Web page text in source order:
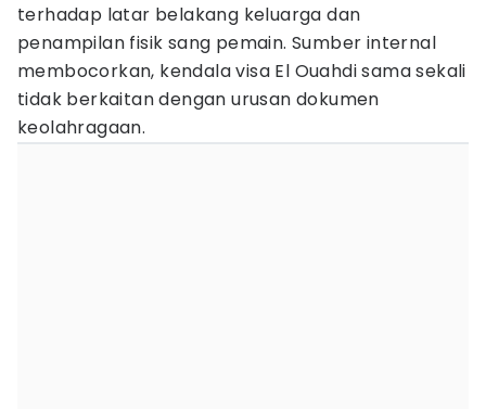
terhadap latar belakang keluarga dan
penampilan fisik sang pemain. Sumber internal
membocorkan, kendala visa El Ouahdi sama sekali
tidak berkaitan dengan urusan dokumen
keolahragaan.